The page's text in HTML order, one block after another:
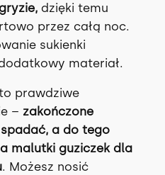
dzięki temu
przez całą noc.
sukienki
materiał.
prawdziwe
– zakończone
a do tego
malutki guziczek dla
. Możesz nosić